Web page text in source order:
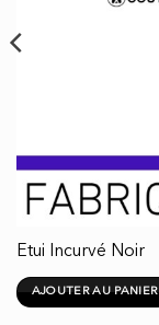
Etui Incurvé Noir
AJOUTER AU PANIER